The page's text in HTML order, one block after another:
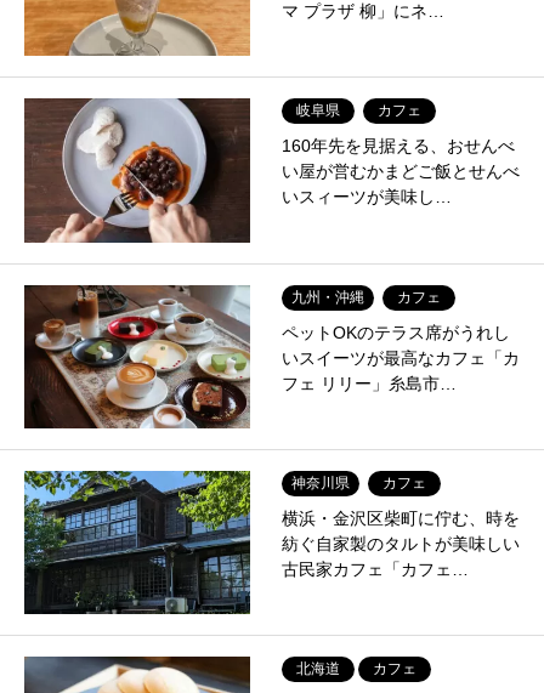
マ プラザ 柳」にネ…
岐阜県 カフェ
160年先を見据える、おせんべ
い屋が営むかまどご飯とせんべ
いスィーツが美味し…
九州・沖縄 カフェ
ペットOKのテラス席がうれし
いスイーツが最高なカフェ「カ
フェ リリー」糸島市…
神奈川県 カフェ
横浜・金沢区柴町に佇む、時を
紡ぐ自家製のタルトが美味しい
古民家カフェ「カフェ…
北海道 カフェ